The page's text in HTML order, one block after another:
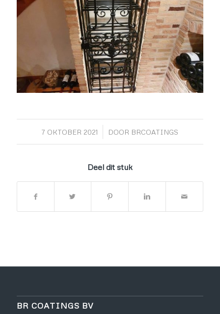
7 OKTOBER 2021
/ DOOR BRCOATINGS
Deel dit stuk
BR COATINGS BV